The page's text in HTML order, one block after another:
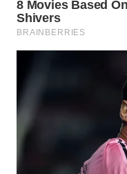
UTARA
LAWAS